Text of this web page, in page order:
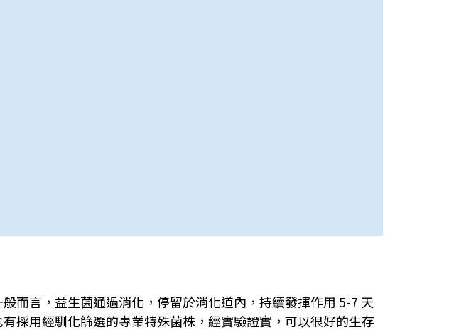
而言，益生菌通過消化，停留於消化道內，持續發揮作用 5-7 天
採用經馴化篩選的專業特殊菌株，經實驗證實，可以很好的生存